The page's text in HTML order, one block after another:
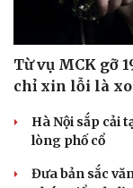
Từ vụ MCK gỡ
chỉ xin lỗi là
Hà Nội sắp cải
lòng phố cổ
Đưa bản sắc